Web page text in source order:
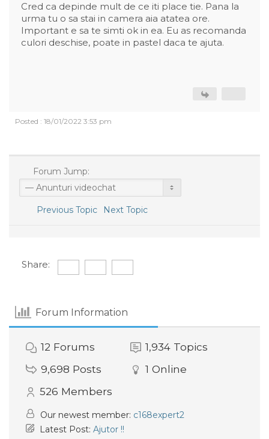
Cred ca depinde mult de ce iti place tie. Pana la
urma tu o sa stai in camera aia atatea ore.
Important e sa te simti ok in ea. Eu as recomanda
culori deschise, poate in pastel daca te ajuta.
Posted : 18/01/2022 3:53 pm
Forum Jump:
Previous Topic Next Topic
Share:
Forum Information
12 Forums 1,934 Topics
9,698 Posts 1 Online
526 Members
Our newest member: c168expert2
Latest Post: Ajutor !!